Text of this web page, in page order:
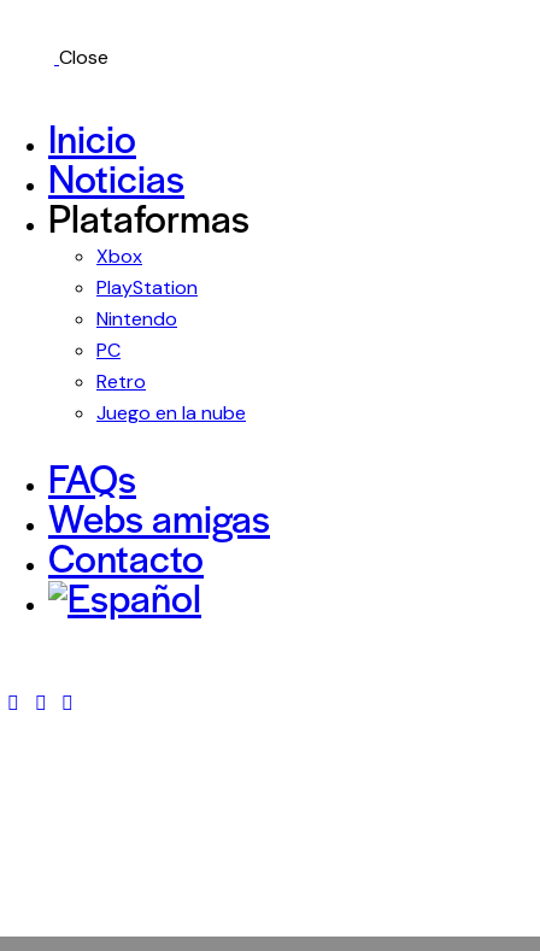
Close
Inicio
Noticias
Plataformas
Xbox
PlayStation
Nintendo
PC
Retro
Juego en la nube
FAQs
Webs amigas
Contacto